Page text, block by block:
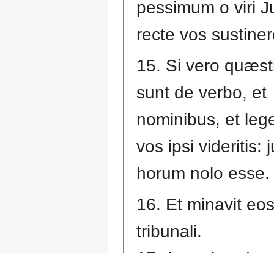
pessimum o viri
recte vos
15. Si vero
sunt de verbo, et
nominibus, et
vos ipsi videritis:
horum nolo esse.
16. Et minavit
tribunali.